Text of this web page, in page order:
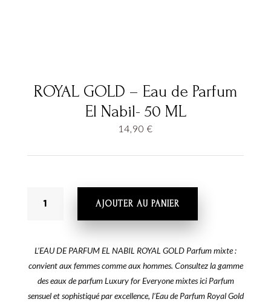
ROYAL GOLD – Eau de Parfum
El Nabil- 50 ML
14,90 €
EAU
PARFUM
AJOUTER AU PANIER
L’EAU DE PARFUM EL NABIL ROYAL GOLD Parfum mixte :
convient aux femmes comme aux hommes. Consultez la gamme
des eaux de parfum Luxury for Everyone mixtes ici Parfum
sensuel et sophistiqué par excellence, l’Eau de Parfum Royal Gold